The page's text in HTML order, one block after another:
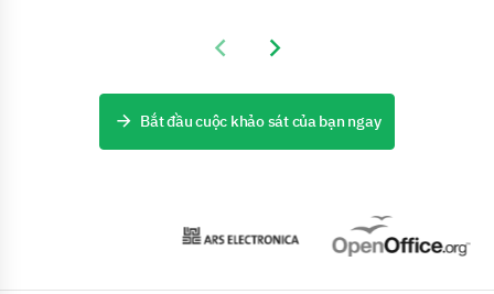
Previous slide
Next slide
Bắt đầu cuộc khảo sát của bạn ngay